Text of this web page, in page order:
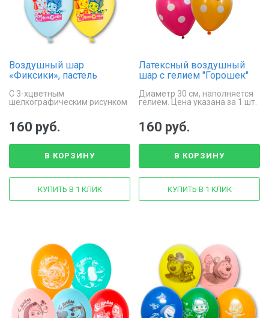
Воздушный шар
«Фиксики», пастель
С 3-хцветным
шелкографическим рисунком
160 руб.
В КОРЗИНУ
КУПИТЬ В 1 КЛИК
Латексный воздушный
шар с гелием "Горошек"
Диаметр 30 см, наполняется
гелием. Цена указана за 1 шт.
160 руб.
В КОРЗИНУ
КУПИТЬ В 1 КЛИК